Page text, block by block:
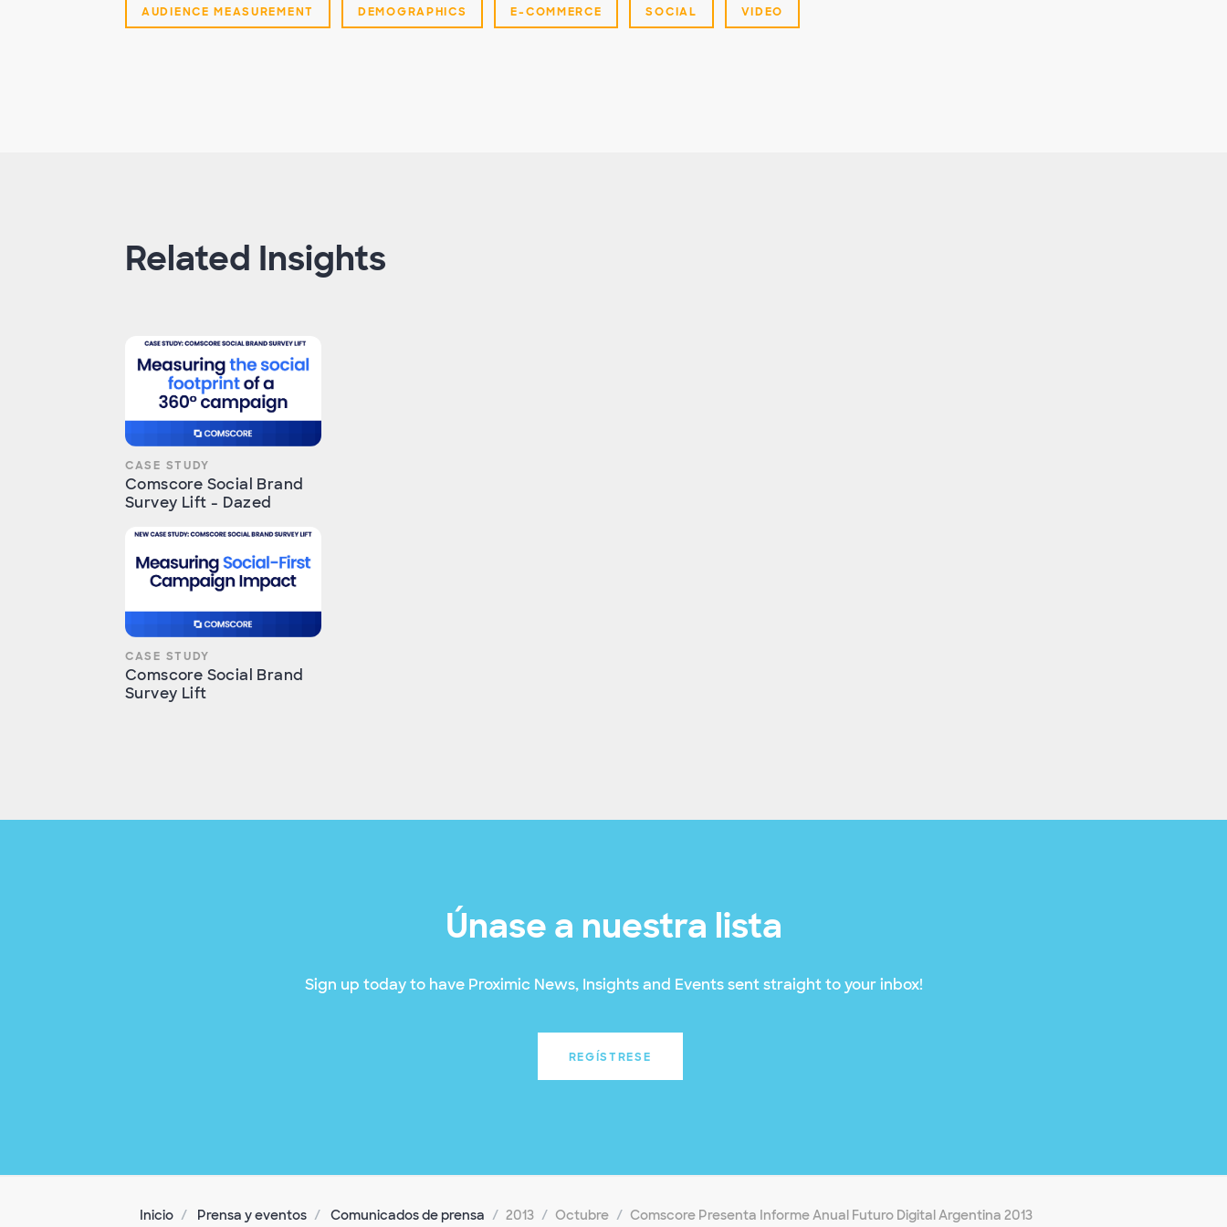
AUDIENCE MEASUREMENT DEMOGRAPHICS E-COMMERCE SOCIAL VIDEO
Related Insights
CASE STUDY
Comscore Social Brand
Survey Lift - Dazed
CASE STUDY
Comscore Social Brand
Survey Lift
Únase a nuestra lista
Sign up today to have Proximic News, Insights and Events sent straight to your inbox!
REGÍSTRESE
Inicio Prensa y eventos Comunicados de prensa 2013 Octubre Comscore Presenta Informe Anual Futuro Digital Argentina 2013